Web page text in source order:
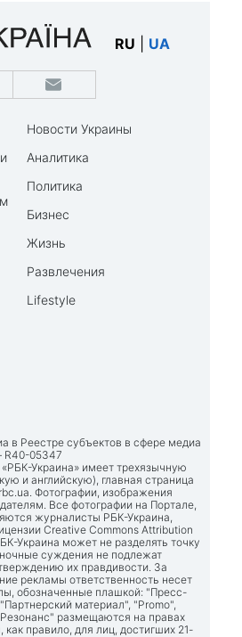
RU UA
Новости Украины
Аналитика
Политика
Бизнес
Жизнь
Развлечения
Lifestyle
в Реестре субъектов в сфере медиа
05347
Украина» имеет трехязычную
и английскую), главная страница
. Фотографии, изображения
Все фотографии на Портале,
журналисты РБК-Украина,
Creative Commons Attribution
Украина может не разделять точку
суждения не подлежат
их правдивости. За
рекламы ответственность несет
обозначенные плашкой: "Пресс-
материал", "Promo",
размещаются на правах
правило, для лиц, достигших 21-